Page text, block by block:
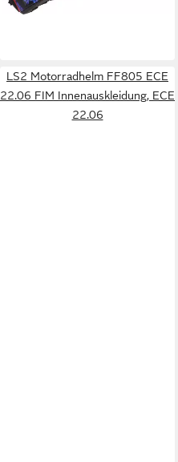
LS2 Motorradhelm FF805 ECE
22.06 FIM Innenauskleidung, ECE
22.06